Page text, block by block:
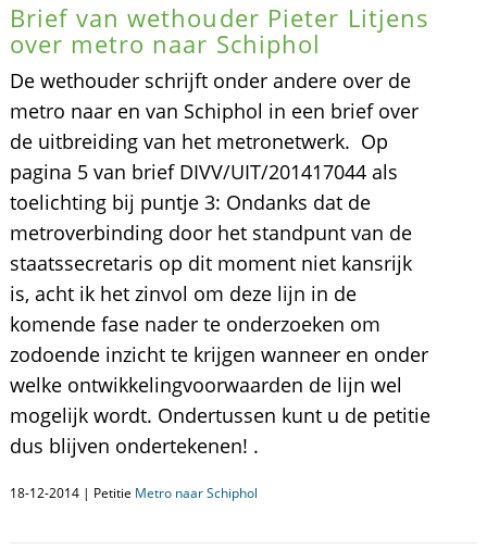
Brief van wethouder Pieter Litjens
over metro naar Schiphol
De wethouder schrijft onder andere over de
metro naar en van Schiphol in een brief over
de uitbreiding van het metronetwerk. Op
pagina 5 van brief DIVV/UIT/201417044 als
toelichting bij puntje 3: Ondanks dat de
metroverbinding door het standpunt van de
staatssecretaris op dit moment niet kansrijk
is, acht ik het zinvol om deze lijn in de
komende fase nader te onderzoeken om
zodoende inzicht te krijgen wanneer en onder
welke ontwikkelingvoorwaarden de lijn wel
mogelijk wordt. Ondertussen kunt u de petitie
dus blijven ondertekenen! .
18-12-2014 | Petitie Metro naar Schiphol